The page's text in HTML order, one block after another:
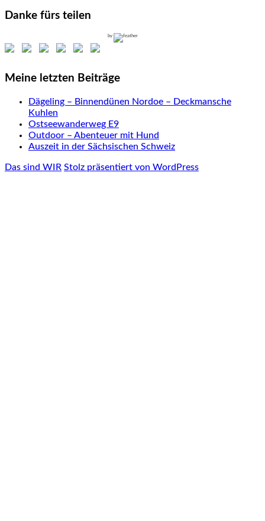
Danke fürs teilen
by
Meine letzten Beiträge
Dägeling – Binnendünen Nordoe – Deckmansche
Kuhlen
Ostseewanderweg E9
Outdoor – Abenteuer mit Hund
Auszeit in der Sächsischen Schweiz
Das sind WIR Stolz präsentiert von WordPress